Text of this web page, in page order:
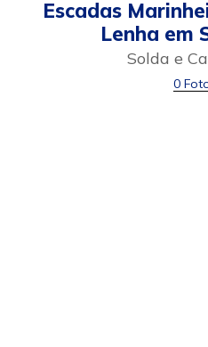
Escadas
Lenha em
Solda e
0